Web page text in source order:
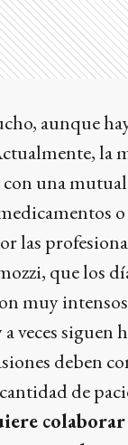
aunque
la
una
las
que los
muy
veces siguen
deben
de